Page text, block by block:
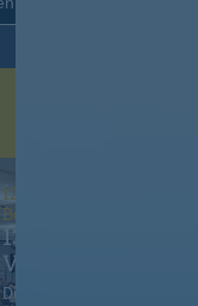
12. & 13. November 2026 in
Berlin
13. Deutscher
Vergabetag
Der Jahreskongress für